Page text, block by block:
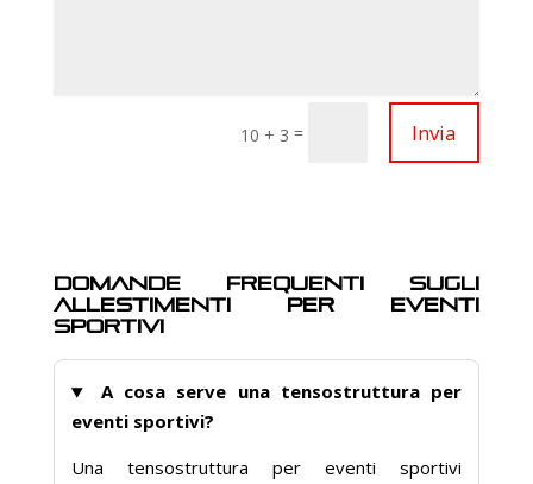
10 + 3 = Invia
Domande frequenti sugli
allestimenti per eventi
sportivi
A cosa serve una tensostruttura per
eventi sportivi?
Una tensostruttura per eventi sportivi